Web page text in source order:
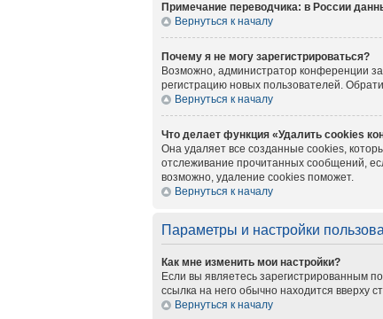
Примечание переводчика: в России
Вернуться к началу
Почему я не могу зарегистрироваться?
Возможно, администратор конференции
регистрацию новых пользователей.
Вернуться к началу
Что делает функция «Удалить cookies
Она удаляет все созданные cookies,
отслеживание прочитанных сообщений,
возможно, удаление cookies поможет.
Вернуться к началу
Параметры и настройки
Как мне изменить мои настройки?
Если вы являетесь зарегистрированным
ссылка на него обычно находится вверху
Вернуться к началу